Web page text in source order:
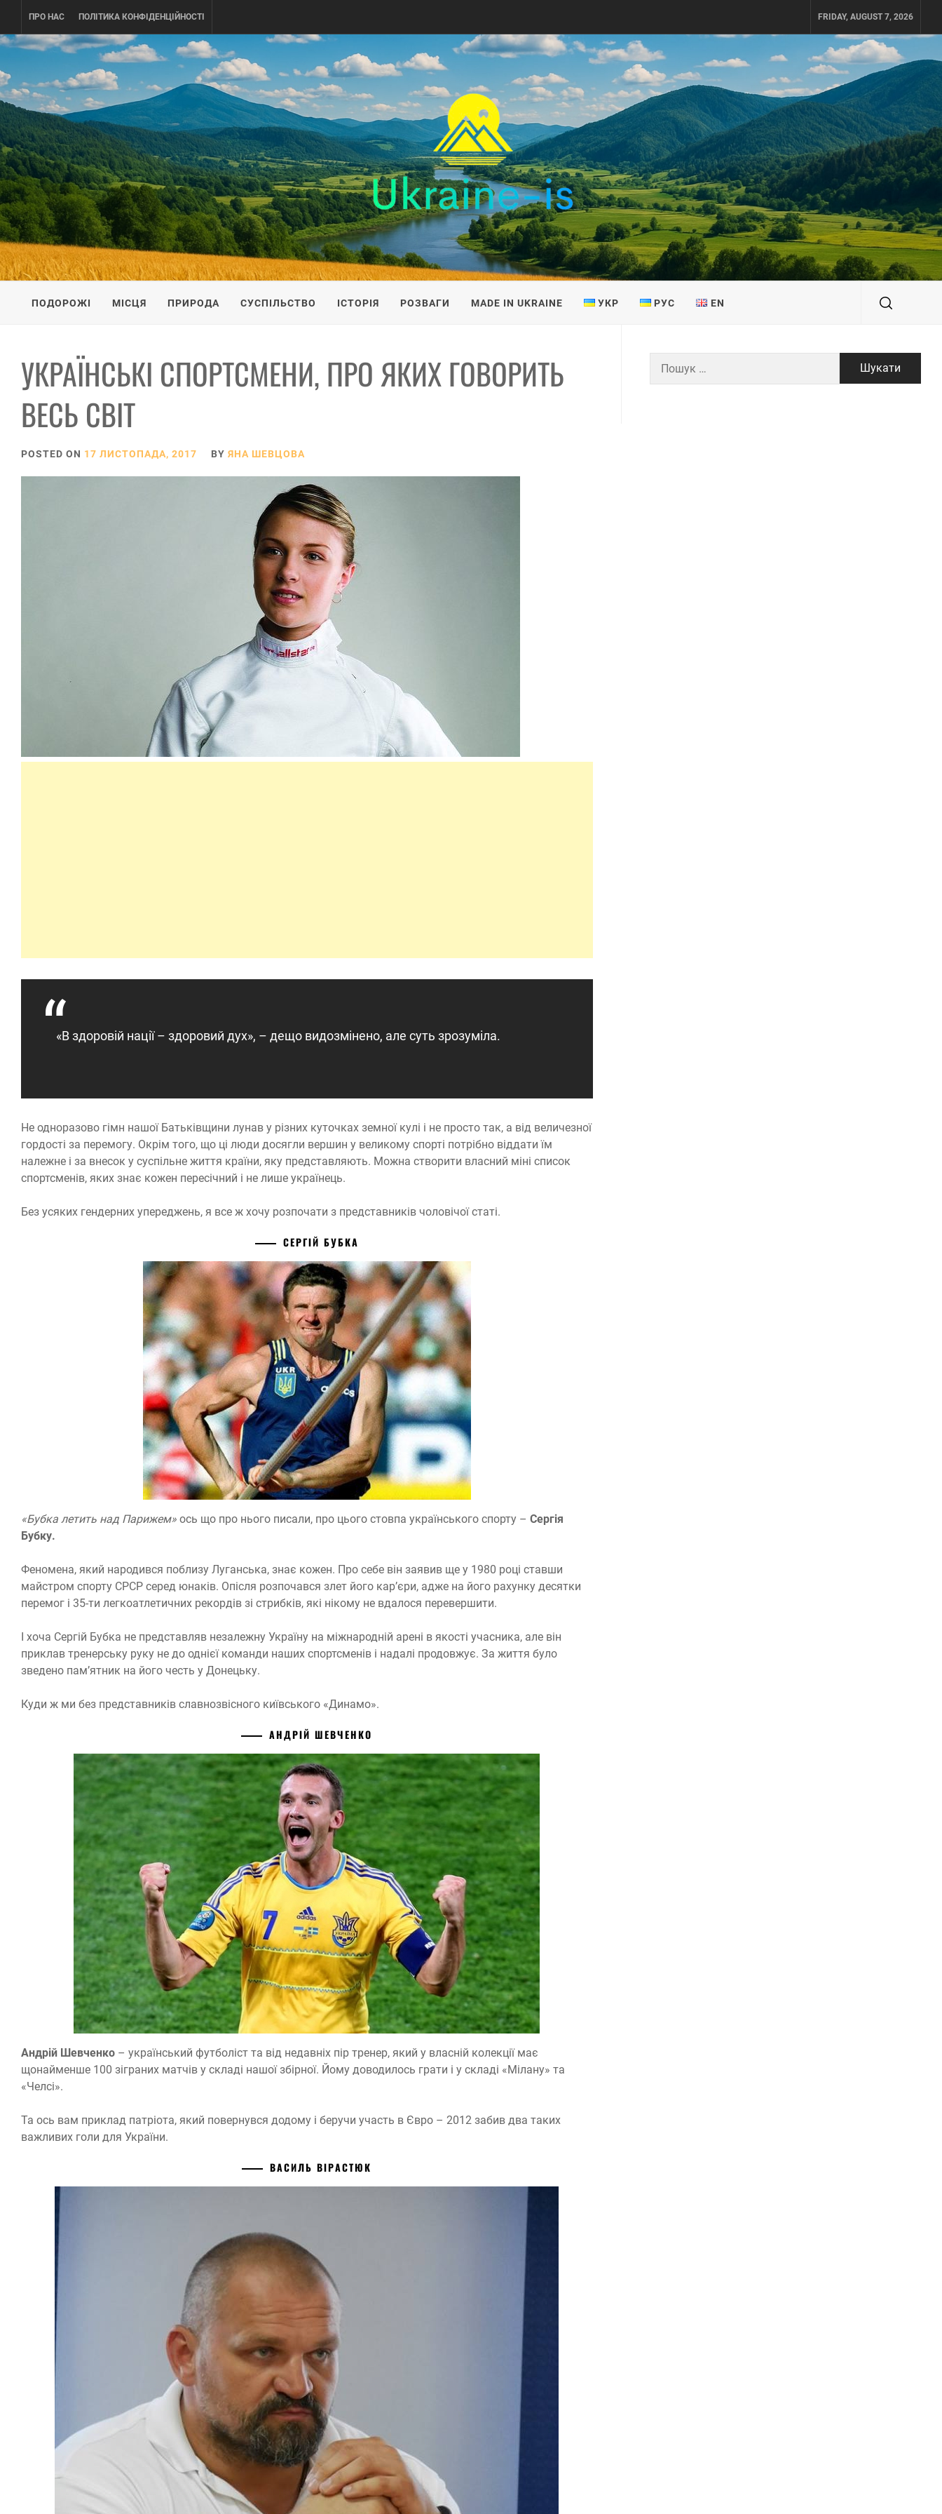
content
ПРО НАС ПОЛІТИКА КОНФІДЕНЦІЙНОСТІ FRIDAY, AUGUST 7, 2026
UKRAINE-IS
ПОДОРОЖI ПО УКРАЇНІ
ПОДОРОЖІ МІСЦЯ ПРИРОДА СУСПІЛЬСТВО ІСТОРІЯ РОЗВАГИ MADE IN UKRAINE УКР РУС EN
УКРАЇНСЬКІ СПОРТСМЕНИ, ПРО ЯКИХ ГОВОРИТЬ
ВЕСЬ СВІТ
POSTED ON 17 ЛИСТОПАДА, 2017 BY ЯНА ШЕВЦОВА
«В здоровій нації – здоровий дух», – дещо видозмінено, але суть зрозуміла.
Не одноразово гімн нашої Батьківщини лунав у різних куточках земної кулі і не просто так, а від величезної
гордості за перемогу. Окрім того, що ці люди досягли вершин у великому спорті потрібно віддати їм
належне і за внесок у суспільне життя країни, яку представляють. Можна створити власний міні список
спортсменів, яких знає кожен пересічний і не лише українець.
Без усяких гендерних упереджень, я все ж хочу розпочати з представників чоловічої статі.
СЕРГІЙ БУБКА
«Бубка летить над Парижем» ось що про нього писали, про цього стовпа українського спорту – Сергія
Бубку.
Феномена, який народився поблизу Луганська, знає кожен. Про себе він заявив ще у 1980 році ставши
майстром спорту СРСР серед юнаків. Опісля розпочався злет його кар’єри, адже на його рахунку десятки
перемог і 35-ти легкоатлетичних рекордів зі стрибків, які нікому не вдалося перевершити.
І хоча Сергій Бубка не представляв незалежну Україну на міжнародній арені в якості учасника, але він
приклав тренерську руку не до однієї команди наших спортсменів і надалі продовжує. За життя було
зведено пам’ятник на його честь у Донецьку.
Куди ж ми без представників славнозвісного київського «Динамо».
АНДРІЙ ШЕВЧЕНКО
Андрій Шевченко – український футболіст та від недавніх пір тренер, який у власній колекції має
щонайменше 100 зіграних матчів у складі нашої збірної. Йому доводилось грати і у складі «Мілану» та
«Челсі».
Та ось вам приклад патріота, який повернувся додому і беручи участь в Євро – 2012 забив два таких
важливих голи для України.
ВАСИЛЬ ВІРАСТЮК